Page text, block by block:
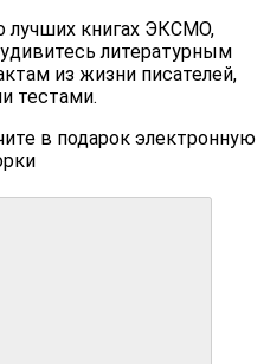
лучших книгах ЭКСМО,
литературным
из жизни писателей,
тестами.
в подарок электронную